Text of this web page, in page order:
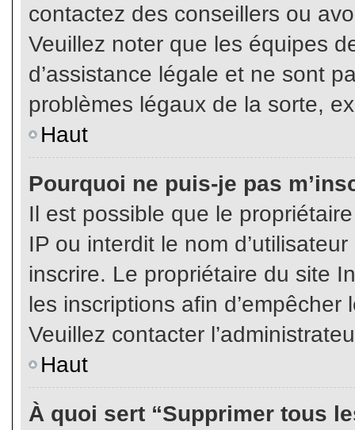
contactez des conseillers ou
Veuillez noter que les équipes
d’assistance légale et ne sont
problèmes légaux de la sorte,
Haut
Pourquoi ne puis-je pas
Il est possible que le
IP ou interdit le nom
inscrire. Le propriétaire du site
les inscriptions afin d’empêcher
Veuillez contacter
Haut
À quoi sert “Supprimer tous